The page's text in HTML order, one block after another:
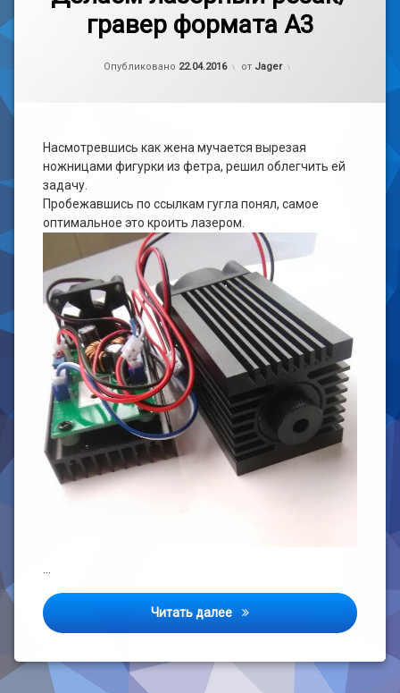
гравер формата А3
Опубликовано 22.04.2016
Обновлено на
от Jager
Насмотревшись как жена мучается вырезая
ножницами фигурки из фетра, решил облегчить ей
задачу.
Пробежавшись по ссылкам гугла понял, самое
оптимальное это кроить лазером.
Читать далее Делаем лазерный резак/